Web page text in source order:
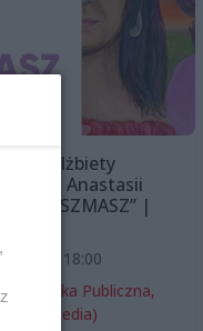
Elżbiety
i Anastasii
„MISZMASZ” |
2026, 18:00
Biblioteka Publiczna,
(ProMedia)